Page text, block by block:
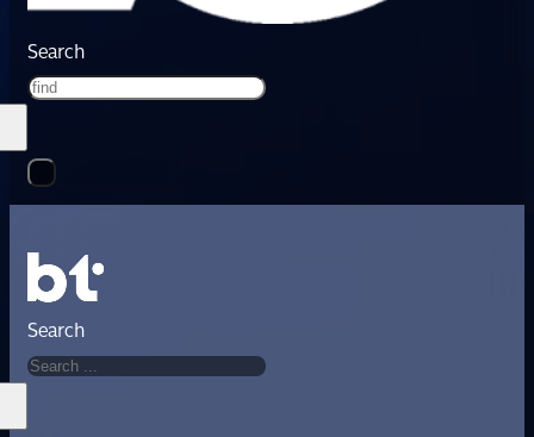
Search
Search